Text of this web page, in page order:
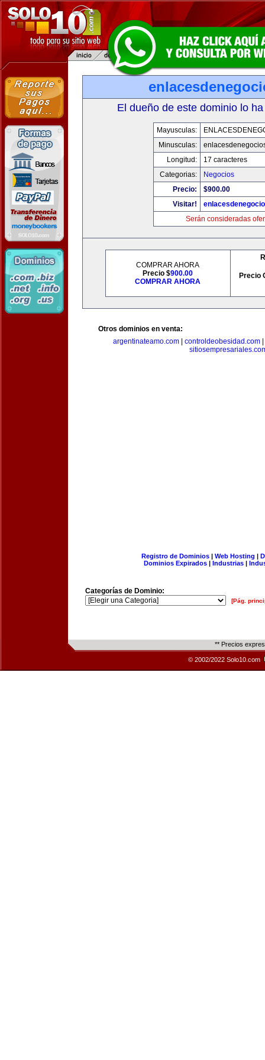
El dueño de este dominio lo
Mayusculas:
Minusculas:
Longitud:
17 caracteres
Categorias:
Negocios
Precio:
$900.00
Visitar!
Serán consideradas
COMPRAR AHORA
Precio $900.00
COMPRAR AHORA
Precio
Otros dominios en venta:
argentinateamo.com| controldeobesidad.com|
Registro de Dominios| Web Hosting |
Dominios Expirados | Industrias |
Categorías de Dominio:
[Pág.
** Precios
© 2002/2022 Solo10.com